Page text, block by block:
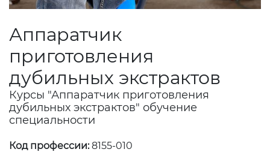
Аппаратчик
приготовления
дубильных экстрактов
Курсы "Аппаратчик приготовления
дубильных экстрактов" обучение
специальности
Код профессии:8155-010